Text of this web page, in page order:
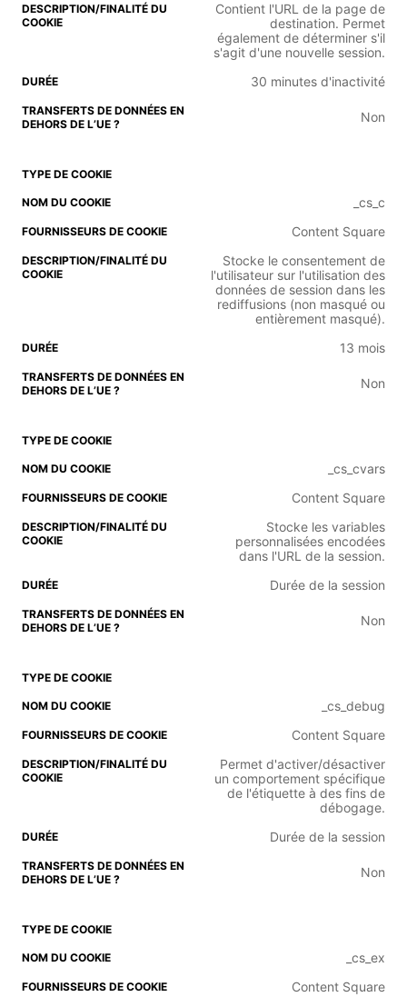
Contient l'URL de la page de
destination. Permet
également de déterminer s'il
s'agit d'une nouvelle session.
30 minutes d'inactivité
Non
_cs_c
Content Square
Stocke le consentement de
l'utilisateur sur l'utilisation des
données de session dans les
rediffusions (non masqué ou
entièrement masqué).
13 mois
Non
_cs_cvars
Content Square
Stocke les variables
personnalisées encodées
dans l'URL de la session.
Durée de la session
Non
_cs_debug
Content Square
Permet d'activer/désactiver
un comportement spécifique
de l'étiquette à des fins de
débogage.
Durée de la session
Non
_cs_ex
Content Square